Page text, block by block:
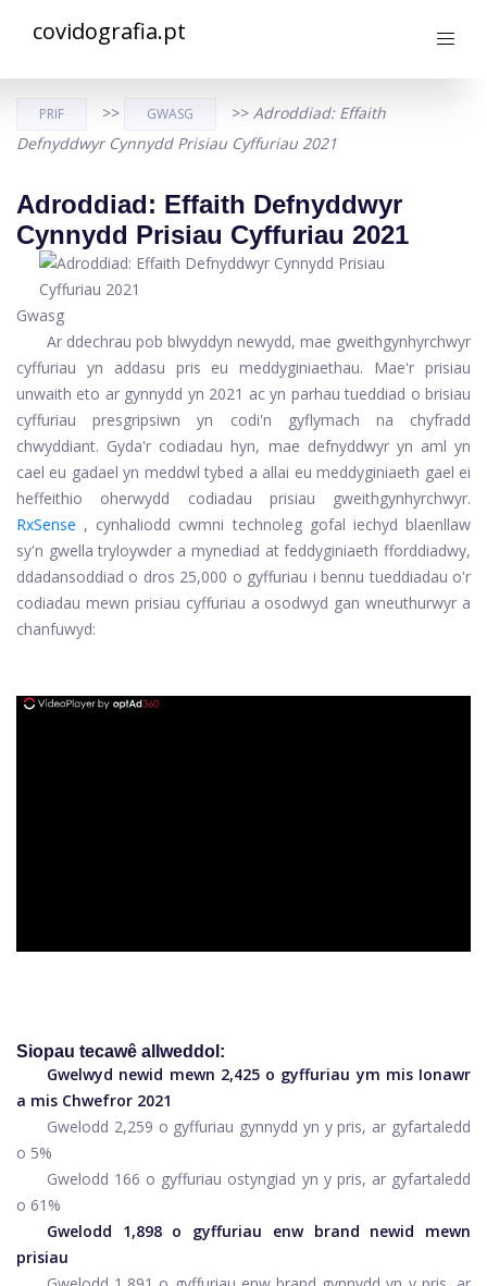
covidografia.pt
PRIF >> GWASG >> Adroddiad: Effaith
Defnyddwyr Cynnydd Prisiau Cyffuriau 2021
Adroddiad: Effaith Defnyddwyr
Cynnydd Prisiau Cyffuriau 2021
Gwasg
Ar ddechrau pob blwyddyn newydd, mae gweithgynhyrchwyr
cyffuriau yn addasu pris eu meddyginiaethau. Mae'r prisiau
unwaith eto ar gynnydd yn 2021 ac yn parhau tueddiad o brisiau
cyffuriau presgripsiwn yn codi'n gyflymach na chyfradd
chwyddiant. Gyda'r codiadau hyn, mae defnyddwyr yn aml yn
cael eu gadael yn meddwl tybed a allai eu meddyginiaeth gael ei
heffeithio oherwydd codiadau prisiau gweithgynhyrchwyr.
RxSense , cynhaliodd cwmni technoleg gofal iechyd blaenllaw
sy'n gwella tryloywder a mynediad at feddyginiaeth fforddiadwy,
ddadansoddiad o dros 25,000 o gyffuriau i bennu tueddiadau o'r
codiadau mewn prisiau cyffuriau a osodwyd gan wneuthurwyr a
chanfuwyd:
Siopau tecawê allweddol:
Gwelwyd newid mewn 2,425 o gyffuriau ym mis Ionawr
a mis Chwefror 2021
Gwelodd 2,259 o gyffuriau gynnydd yn y pris, ar gyfartaledd
o 5%
Gwelodd 166 o gyffuriau ostyngiad yn y pris, ar gyfartaledd
o 61%
Gwelodd 1,898 o gyffuriau enw brand newid mewn
prisiau